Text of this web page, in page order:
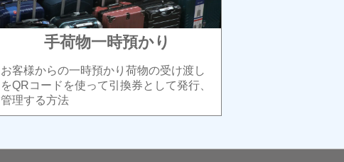
手荷物一時預かり
お客様からの一時預かり荷物の受け渡し
をQRコードを使って引換券として発行、
管理する方法